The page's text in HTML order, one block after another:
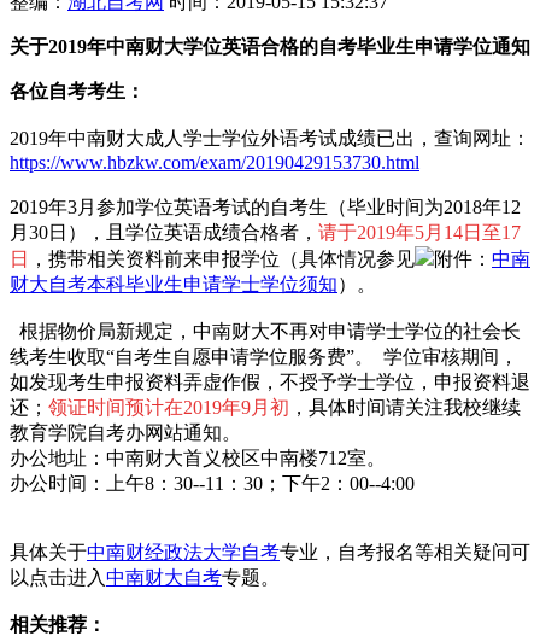
关于2019年中南财大学位英语合格的自考毕业生申请学位通知
各位自考考生：
2019年中南财大成人学士学位外语考试成绩已出，查询网址：
https://www.hbzkw.com/exam/20190429153730.html
2019年3月参加学位英语考试的自考生（毕业时间为2018年12
月30日），且学位英语成绩合格者， 请于2019年5月14日至17
日
，携带相关资料前来申报学位（具体情况参见 附件： 中南
财大自考本科毕业生申请学士学位须知）。
根据物价局新规定，中南财大不再对申请学士学位的社会长
线考生收取“自考生自愿申请学位服务费”。 学位审核期间，
如发现考生申报资料弄虚作假，不授予学士学位，申报资料退
还； 领证时间预计在2019年9月初 ，具体时间请关注我校继续
教育学院自考办网站通知。
办公地址：中南财大首义校区中南楼712室。
办公时间：上午8：30--11：30；下午2：00--4:00
具体关于中南财经政法大学自考专业，自考报名等相关疑问可
以点击进入中南财大自考专题。
相关推荐：